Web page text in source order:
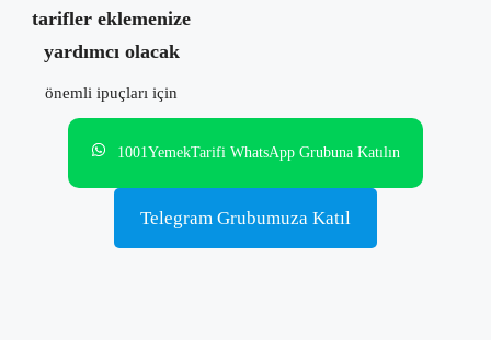
tarifler eklemenize
yardımcı olacak
önemli ipuçları için
1001YemekTarifi WhatsApp Grubuna Katılın
Telegram Grubumuza Katıl